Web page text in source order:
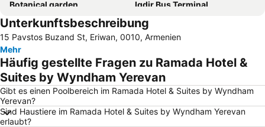
Botanical garden
Igdir Bus Terminal
Mashtots Avenue
Erevani konyaki gorcaran Ararat
Matenadaran
Aquapark
Unterkunftsbeschreibung
15 Pavstos Buzand St, Eriwan, 0010, Armenien
Mehr
Häufig gestellte Fragen zu Ramada Hotel &
Suites by Wyndham Yerevan
Gibt es einen Poolbereich im Ramada Hotel & Suites by Wyndham
Yerevan?
Sind Haustiere im Ramada Hotel & Suites by Wyndham Yerevan
erlaubt?